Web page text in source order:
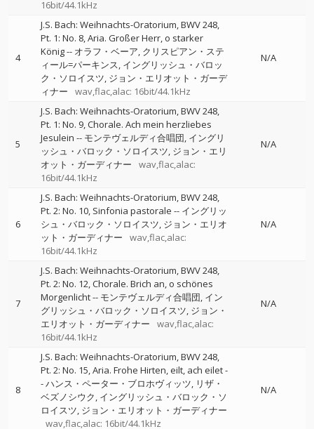
16bit/44.1kHz
4
J.S. Bach: Weihnachts-Oratorium, BWV 248,
Pt. 1: No. 8, Aria. Großer Herr, o starker
König-- オラフ・ベーア クリスピアン・ステ
ィール=パーキンス イングリッシュ・バロッ
ク・ソロイスツ ジョン・エリオット・ガーデ
ィナー
wav,flac,alac: 16bit/44.1kHz
N/A
5
J.S. Bach: Weihnachts-Oratorium, BWV 248,
Pt. 1: No. 9, Chorale. Ach mein herzliebes
Jesulein -- モンテヴェルディ合唱団 イングリ
ッシュ・バロック・ソロイスツ ジョン・エリ
オット・ガーディナー
wav,flac,alac:
16bit/44.1kHz
N/A
6
J.S. Bach: Weihnachts-Oratorium, BWV 248,
Pt. 2: No. 10, Sinfonia pastorale -- イングリッ
シュ・バロック・ソロイスツ ジョン・エリオ
ット・ガーディナー
wav,flac,alac:
16bit/44.1kHz
N/A
7
J.S. Bach: Weihnachts-Oratorium, BWV 248,
Pt. 2: No. 12, Chorale. Brich an, o schönes
Morgenlicht-- モンテヴェルディ合唱団 イン
グリッシュ・バロック・ソロイスツ ジョン・
エリオット・ガーディナー
wav,flac,alac:
16bit/44.1kHz
N/A
8
J.S. Bach: Weihnachts-Oratorium, BWV 248,
Pt. 2: No. 15, Aria. Frohe Hirten, eilt, ach eilet-
-ハンス・ペーター・ブロホヴィッツ リザ・
ベズノシウク イングリッシュ・バロック・ソ
ロイスツ ジョン・エリオット・ガーディナー
wav,flac,alac: 16bit/44.1kHz
N/A